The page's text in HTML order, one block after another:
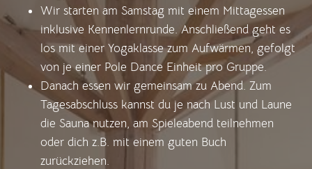
Wir starten am Samstag mit einem Mittagessen
inklusive Kennenlernrunde. Anschließend geht es
los mit einer Yogaklasse zum Aufwärmen, gefolgt
von je einer Pole Dance Einheit pro Gruppe.
Danach essen wir gemeinsam zu Abend. Zum
Tagesabschluss kannst du je nach Lust und Laune
die Sauna nutzen, am Spieleabend teilnehmen
oder dich z.B. mit einem guten Buch
zurückziehen.